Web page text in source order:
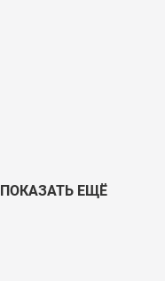
ПОКАЗАТЬ ЕЩЁ